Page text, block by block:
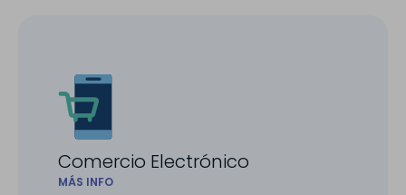
Comercio Electrónico
MÁS INFO